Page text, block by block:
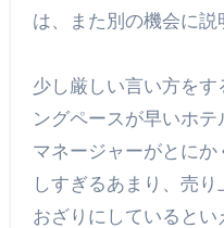
は、また別の機会に説
少し厳しい言い方を
ングペースが早いホ
マネージャーがとに
しすぎるあまり、売
おざりにしているとい